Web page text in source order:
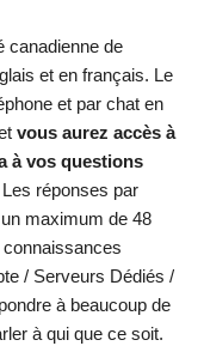
canadienne de
et en français. Le
et par chat en
vous aurez accès à
à vos questions
Les réponses par
maximum de 48
/ Serveurs Dédiés /
à beaucoup de
à qui que ce soit.